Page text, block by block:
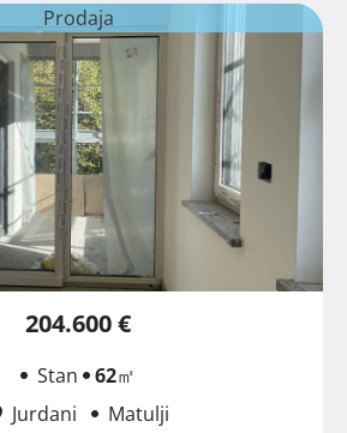
Prodaja
204.600 €
Stan 62㎡
Jurdani
Matulji